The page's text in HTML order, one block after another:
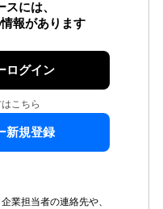
には、
報があります
ログイン
こちら
新規登録
業担当者の連絡先や、